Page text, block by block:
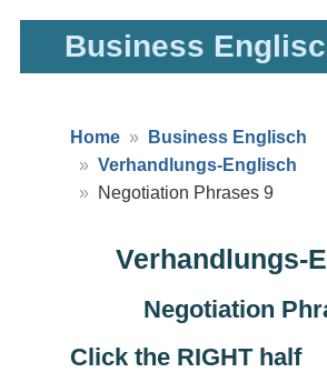
Zum
Hauptinhalt
springen
Business
Home
Business Englisch
Verhandlungs-Englisch
Negotiation Phrases 9
Verhandlungs-
Negotiation
Click the RIGHT half